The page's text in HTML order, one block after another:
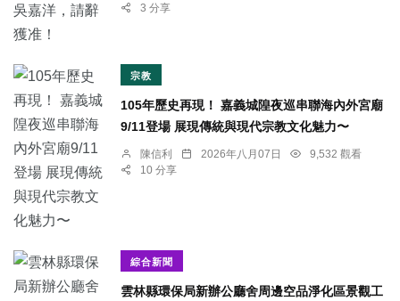
3 分享
宗教
105年歷史再現！ 嘉義城隍夜巡串聯海內外宮廟
9/11登場 展現傳統與現代宗教文化魅力〜
陳信利 2026年八月07日
9,532 觀看
10 分享
綜合新聞
雲林縣環保局新辦公廳舍周邊空品淨化區景觀工